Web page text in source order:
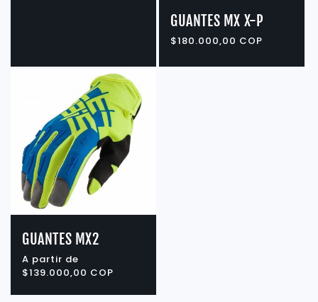
GUANTES MX X-P
Precio
$180.000,00 COP
GUANTES MX2
Precio
habitual
A partir de
$139.000,00 COP